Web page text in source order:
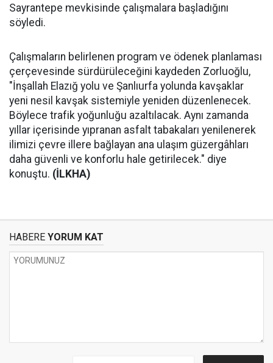
Sayrantepe mevkisinde çalışmalara başladığını
söyledi.
Çalışmaların belirlenen program ve ödenek planlaması
çerçevesinde sürdürüleceğini kaydeden Zorluoğlu,
"İnşallah Elazığ yolu ve Şanlıurfa yolunda kavşaklar
yeni nesil kavşak sistemiyle yeniden düzenlenecek.
Böylece trafik yoğunluğu azaltılacak. Aynı zamanda
yıllar içerisinde yıpranan asfalt tabakaları yenilenerek
ilimizi çevre illere bağlayan ana ulaşım güzergâhları
daha güvenli ve konforlu hale getirilecek." diye
konuştu. (İLKHA)
HABERE YORUM KAT